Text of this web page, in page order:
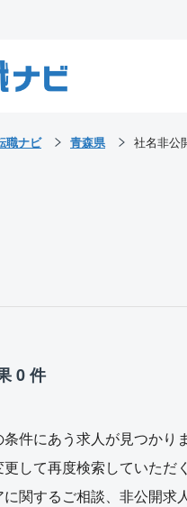
0 件
件にあう求人が見つかり
して再度検索していただ
に関するご相談、非公開求
職ナビ 青森県 社名非公